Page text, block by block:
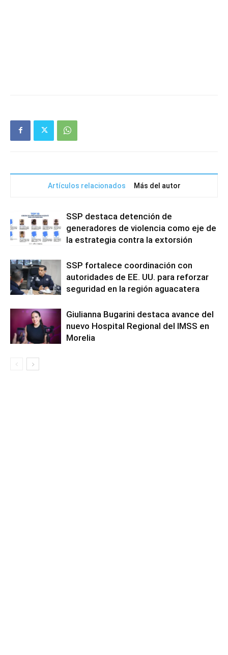
Artículos relacionados Más del autor
SSP destaca detención de
generadores de violencia como eje de
la estrategia contra la extorsión
SSP fortalece coordinación con
autoridades de EE. UU. para reforzar
seguridad en la región aguacatera
Giulianna Bugarini destaca avance del
nuevo Hospital Regional del IMSS en
Morelia